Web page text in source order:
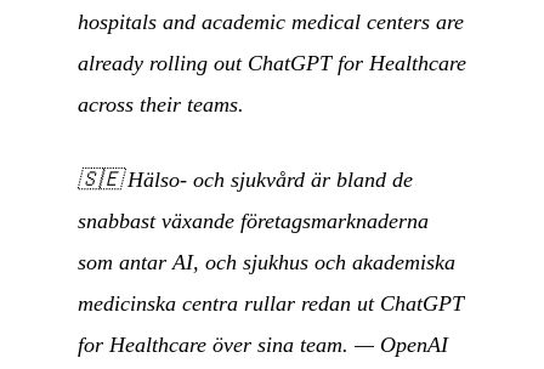
hospitals and academic medical centers are
already rolling out ChatGPT for Healthcare
across their teams.
🇸🇪Hälso- och sjukvård är bland de
snabbast växande företagsmarknaderna
som antar AI, och sjukhus och akademiska
medicinska centra rullar redan ut ChatGPT
for Healthcare över sina team. — OpenAI